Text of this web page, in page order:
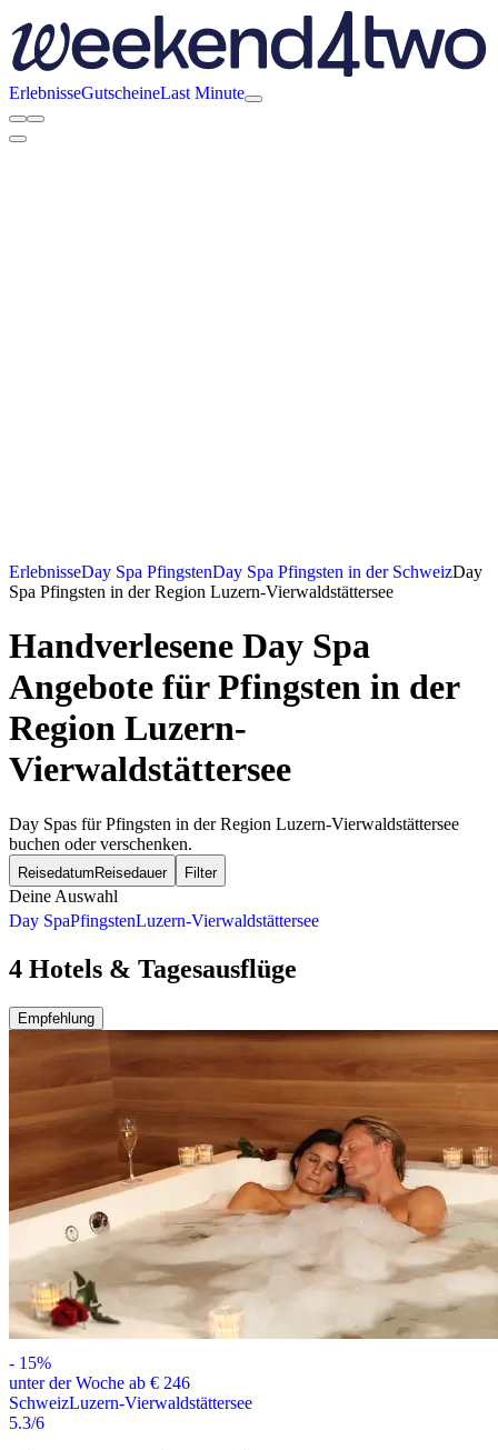
ErlebnisseGutscheineLast Minute
ErlebnisseDay Spa PfingstenDay Spa Pfingsten in der SchweizDay
Spa Pfingsten in der Region Luzern-Vierwaldstättersee
Handverlesene Day Spa
Angebote für Pfingsten in der
Region Luzern-
Vierwaldstättersee
Day Spas für Pfingsten in der Region Luzern-Vierwaldstättersee
buchen oder verschenken.
Reisedatum Reisedauer Filter
Deine Auswahl
Day SpaPfingstenLuzern-Vierwaldstättersee
4 Hotels & Tagesausflüge
Empfehlung
- 15%
unter der Woche ab € 246
SchweizLuzern-Vierwaldstättersee
5.3/6